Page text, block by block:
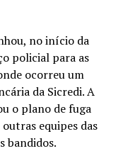
no início da
policial para as
ocorreu um
da Sicredi. A
o plano de fuga
equipes das
bandidos.